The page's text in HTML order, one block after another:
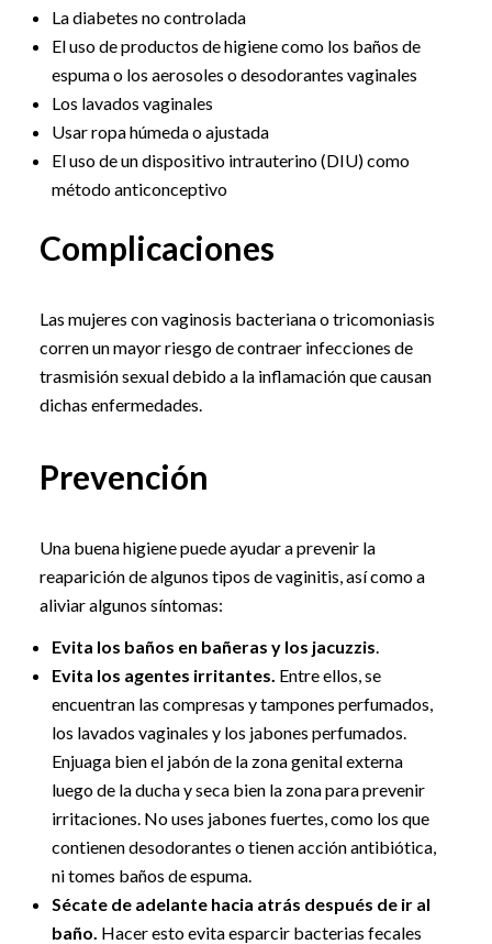
La diabetes no controlada
El uso de productos de higiene como los baños de
espuma o los aerosoles o desodorantes vaginales
Los lavados vaginales
Usar ropa húmeda o ajustada
El uso de un dispositivo intrauterino (DIU) como
método anticonceptivo
Complicaciones
Las mujeres con vaginosis bacteriana o tricomoniasis
corren un mayor riesgo de contraer infecciones de
trasmisión sexual debido a la inflamación que causan
dichas enfermedades.
Prevención
Una buena higiene puede ayudar a prevenir la
reaparición de algunos tipos de vaginitis, así como a
aliviar algunos síntomas:
Evita los baños en bañeras y los jacuzzis.
Evita los agentes irritantes. Entre ellos, se
encuentran las compresas y tampones perfumados,
los lavados vaginales y los jabones perfumados.
Enjuaga bien el jabón de la zona genital externa
luego de la ducha y seca bien la zona para prevenir
irritaciones. No uses jabones fuertes, como los que
contienen desodorantes o tienen acción antibiótica,
ni tomes baños de espuma.
Sécate de adelante hacia atrás después de ir al
baño. Hacer esto evita esparcir bacterias fecales